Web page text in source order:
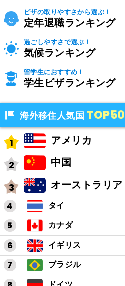
ビザの取りやすさから選ぶ！
定年退職ランキング
過ごしやすさで選ぶ！
気候ランキング
留学生におすすめ！
学生ビザランキング
海外移住人気国 TOP50
アメリカ
中国
オーストラリア
タイ
カナダ
イギリス
ブラジル